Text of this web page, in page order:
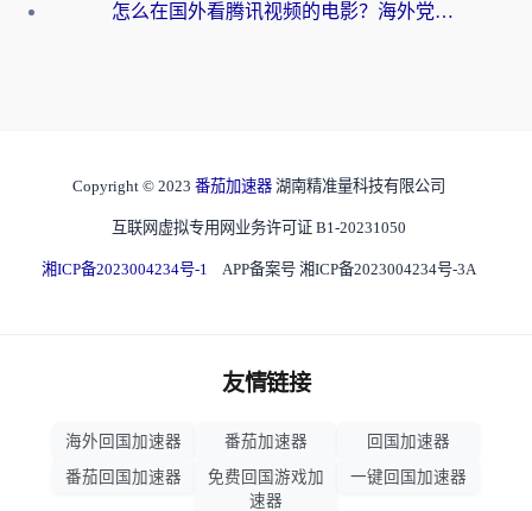
怎么在国外看腾讯视频的电影？海外党亲测有效的回国加速指南
Copyright © 2023 番茄加速器 湖南精准量科技有限公司
互联网虚拟专用网业务许可证 B1-20231050
湘ICP备2023004234号-1 APP备案号 湘ICP备2023004234号-3A
友情链接
海外回国加速器 番茄加速器
回国加速器
番茄回国加速器
免费回国游戏加
速器
一键回国加速器